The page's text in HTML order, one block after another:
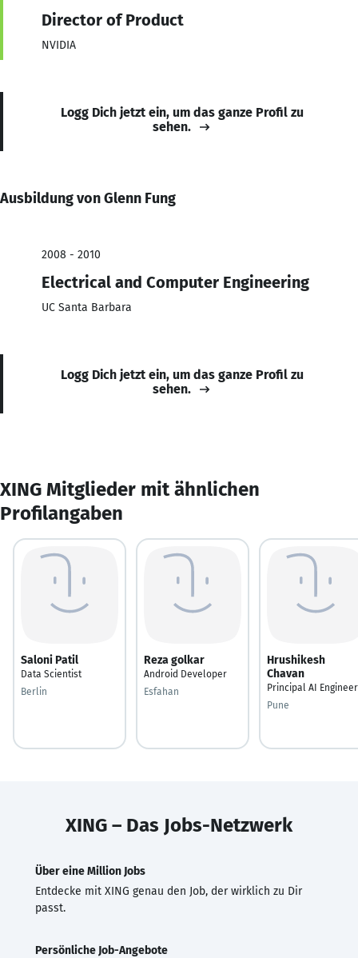
Director of Product
NVIDIA
Logg Dich jetzt ein, um das ganze Profil zu
sehen.
Ausbildung von Glenn Fung
2008 - 2010
Electrical and Computer Engineering
UC Santa Barbara
Logg Dich jetzt ein, um das ganze Profil zu
sehen.
XING Mitglieder mit ähnlichen
Profilangaben
Saloni Patil
Data Scientist
Berlin
Reza golkar
Android Developer
Esfahan
Hrushikesh
Chavan
Principal AI Engineer
Pune
XING – Das Jobs-Netzwerk
Über eine Million Jobs
Entdecke mit XING genau den Job, der wirklich zu Dir
passt.
Persönliche Job-Angebote